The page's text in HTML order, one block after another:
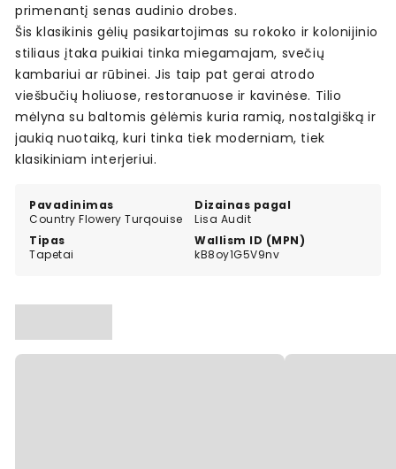
Pavadinimas
Country Flowery Turqouise
Dizainas pagal
Lisa Audit
Tipas
Tapetai
Wallism ID (MPN)
kB8oy1G5V9nv
primenantį senas audinio drobes.
Šis klasikinis gėlių pasikartojimas su rokoko ir kolonijinio
stiliaus įtaka puikiai tinka miegamajam, svečių
kambariui ar rūbinei. Jis taip pat gerai atrodo
viešbučių holiuose, restoranuose ir kavinėse. Tilio
mėlyna su baltomis gėlėmis kuria ramią, nostalgišką ir
jaukią nuotaiką, kuri tinka tiek moderniam, tiek
klasikiniam interjeriui.